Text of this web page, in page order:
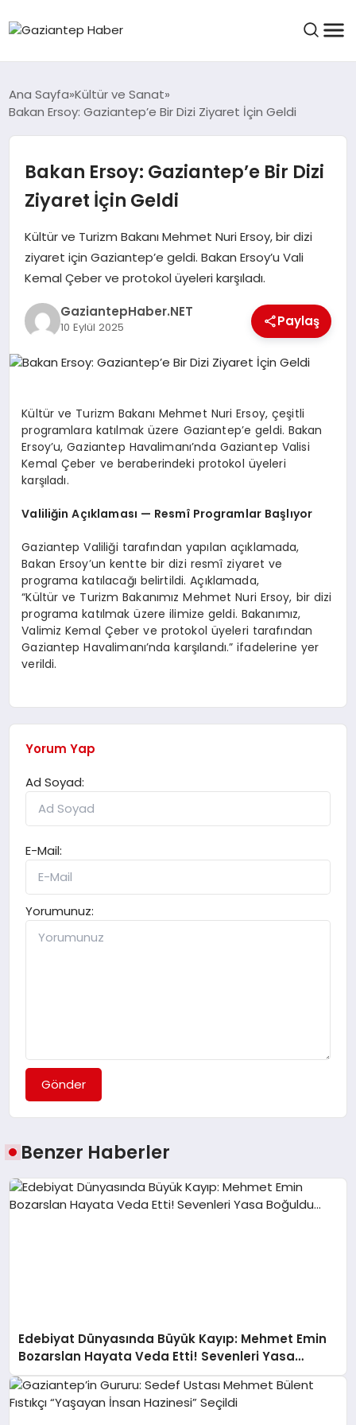
ASAYIŞ
FINANS
KÜLTÜR VE SANAT
MAGAZIN
SIYASET
DIĞER
Ana Sayfa Kültür ve Sanat
Bakan Ersoy: Gaziantep’e Bir Dizi Ziyaret İçin Geldi
Bakan Ersoy: Gaziantep’e Bir Dizi
Ziyaret İçin Geldi
Kültür ve Turizm Bakanı Mehmet Nuri Ersoy, bir dizi
ziyaret için Gaziantep’e geldi. Bakan Ersoy’u Vali
Kemal Çeber ve protokol üyeleri karşıladı.
GaziantepHaber.NET
10 Eylül 2025 Paylaş
Kültür ve Turizm Bakanı Mehmet Nuri Ersoy, çeşitli
programlara katılmak üzere Gaziantep’e geldi. Bakan
Ersoy’u, Gaziantep Havalimanı’nda Gaziantep Valisi
Kemal Çeber ve beraberindeki protokol üyeleri
karşıladı.
Valiliğin Açıklaması — Resmî Programlar Başlıyor
Gaziantep Valiliği tarafından yapılan açıklamada,
Bakan Ersoy’un kentte bir dizi resmî ziyaret ve
programa katılacağı belirtildi. Açıklamada,
“Kültür ve Turizm Bakanımız Mehmet Nuri Ersoy, bir dizi
programa katılmak üzere ilimize geldi. Bakanımız,
Valimiz Kemal Çeber ve protokol üyeleri tarafından
Gaziantep Havalimanı’nda karşılandı.” ifadelerine yer
verildi.
Yorum Yap
Ad Soyad:
E-Mail:
Yorumunuz:
Gönder
Benzer Haberler
Edebiyat Dünyasında Büyük Kayıp: Mehmet Emin
Bozarslan Hayata Veda Etti! Sevenleri Yasa
Boğuldu…